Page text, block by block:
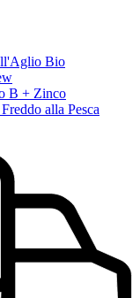
Bio
B + Zinco
alla Pesca